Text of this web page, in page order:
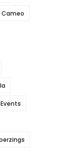
Cameo